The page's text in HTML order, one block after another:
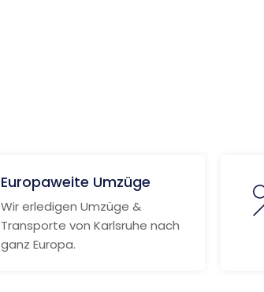
Europaweite Umzüge
Wir erledigen Umzüge &
Transporte von Karlsruhe nach
ganz Europa.